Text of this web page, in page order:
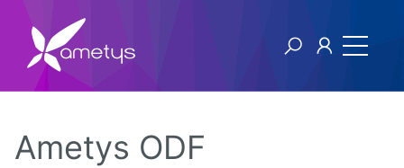
Ametys ODF
Ametys ODF